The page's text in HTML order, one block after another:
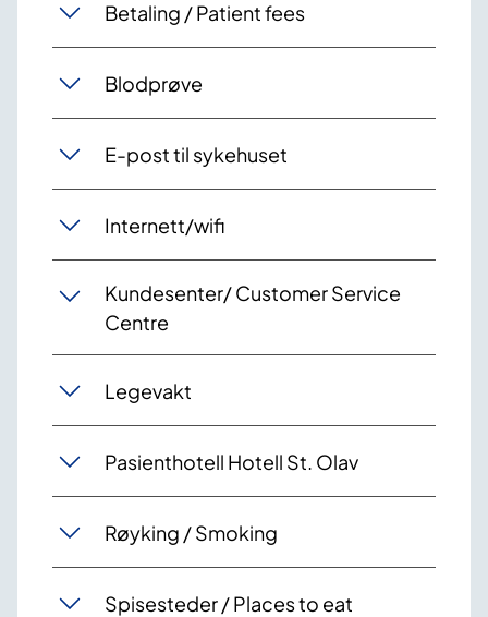
Betaling / Patient fees
Blodprøve
E-post til sykehuset
Internett/wifi
Kundesenter/ Customer Service
Centre
Legevakt
Pasienthotell Hotell St. Olav
Røyking / Smoking
Spisesteder / Places to eat